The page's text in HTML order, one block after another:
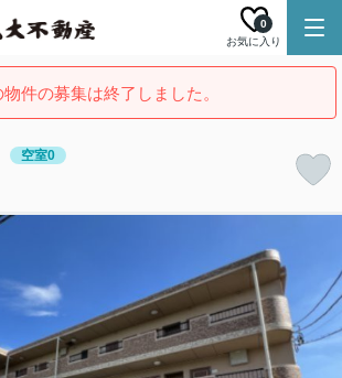
お気に入り
0
物件の募集は終了しました。
空室0